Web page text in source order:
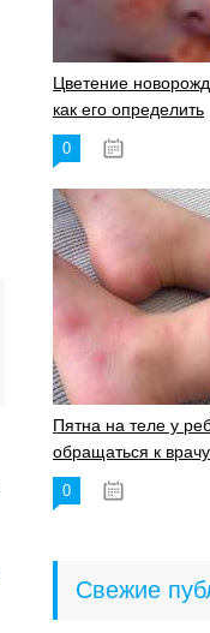
Цветение
как его определить
0
Пятна на теле у
обращаться к
0
Свежие